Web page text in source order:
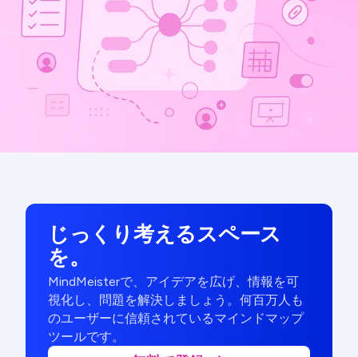
じっくり考えるスペース
を。
MindMeisterで、アイデアを広げ、情報を可
視化し、問題を解決しましょう。何百万人も
のユーザーに信頼されているマインドマップ
ツールです。